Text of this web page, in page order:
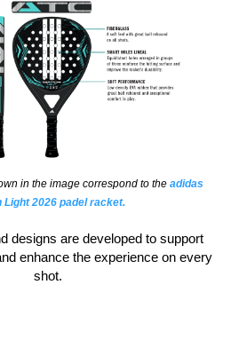
in the image correspond to the adidas
Light 2026 padel racket.
designs are developed to support
enhance the experience on every
shot.